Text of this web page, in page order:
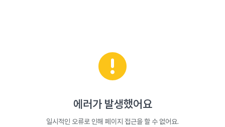
에러가 발생했어요
일시적인 오류로 인해 페이지 접근을 할 수 없어요.